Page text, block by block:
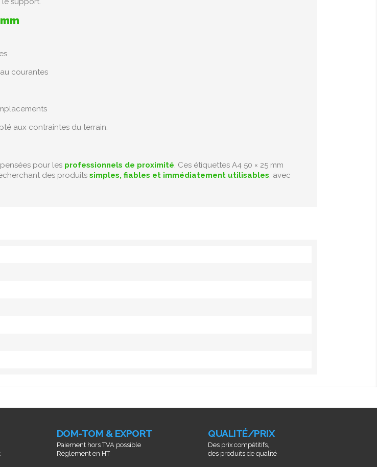
courantes
aux contraintes du terrain.
pour les professionnels de proximité. Ces étiquettes A4 50 × 25 mm
des produits simples, fiables et immédiatement utilisables, avec
DOM-TOM & EXPORT
Paiement hors TVA possible
Règlement en HT
QUALITÉ/PRIX
Des prix compétitifs,
des produits de qualité